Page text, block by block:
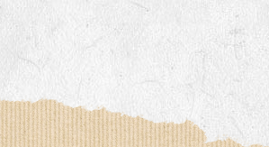
www.aubepin.fr